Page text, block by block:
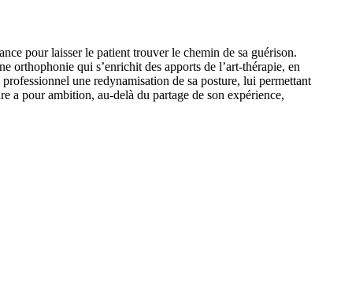
pour laisser le patient trouver le chemin de sa guérison.
orthophonie qui s’enrichit des apports de l’art-thérapie, en
une redynamisation de sa posture, lui permettant
a pour ambition, au-delà du partage de son expérience,